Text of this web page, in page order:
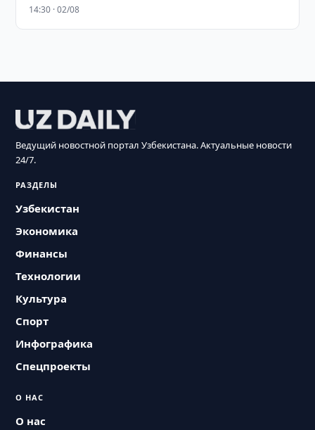
14:30 · 02/08
Ведущий новостной портал Узбекистана. Актуальные новости
24/7.
РАЗДЕЛЫ
Узбекистан
Экономика
Финансы
Технологии
Культура
Спорт
Инфографика
Спецпроекты
О НАС
О нас